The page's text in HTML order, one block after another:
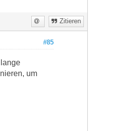
Zitieren
#85
um